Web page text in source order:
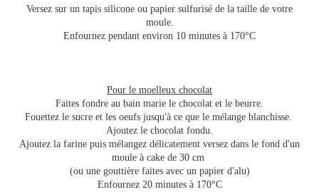
Versez sur un tapis silicone ou papier sulfurisé de la taille de votre
moule.
Enfournez pendant environ 10 minutes à 170°C
Pour le moelleux chocolat
Faites fondre au bain marie le chocolat et le beurre.
Fouettez le sucre et les oeufs jusqu'à ce que le mélange blanchisse.
Ajoutez le chocolat fondu.
Ajoutez la farine puis mélangez délicatement versez dans le fond d'un
moule à cake de 30 cm
(ou une gouttière faites avec un papier d'alu)
Enfournez 20 minutes à 170°C